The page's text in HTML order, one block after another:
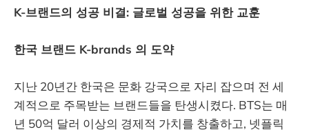
K-브랜드의 성공 비결: 글로벌 성공을 위한 교훈
한국 브랜드 K-brands 의 도약
지난 20년간 한국은 문화 강국으로 자리 잡으며 전 세
계적으로 주목받는 브랜드들을 탄생시켰다. BTS는 매
년 50억 달러 이상의 경제적 가치를 창출하고, 넷플릭